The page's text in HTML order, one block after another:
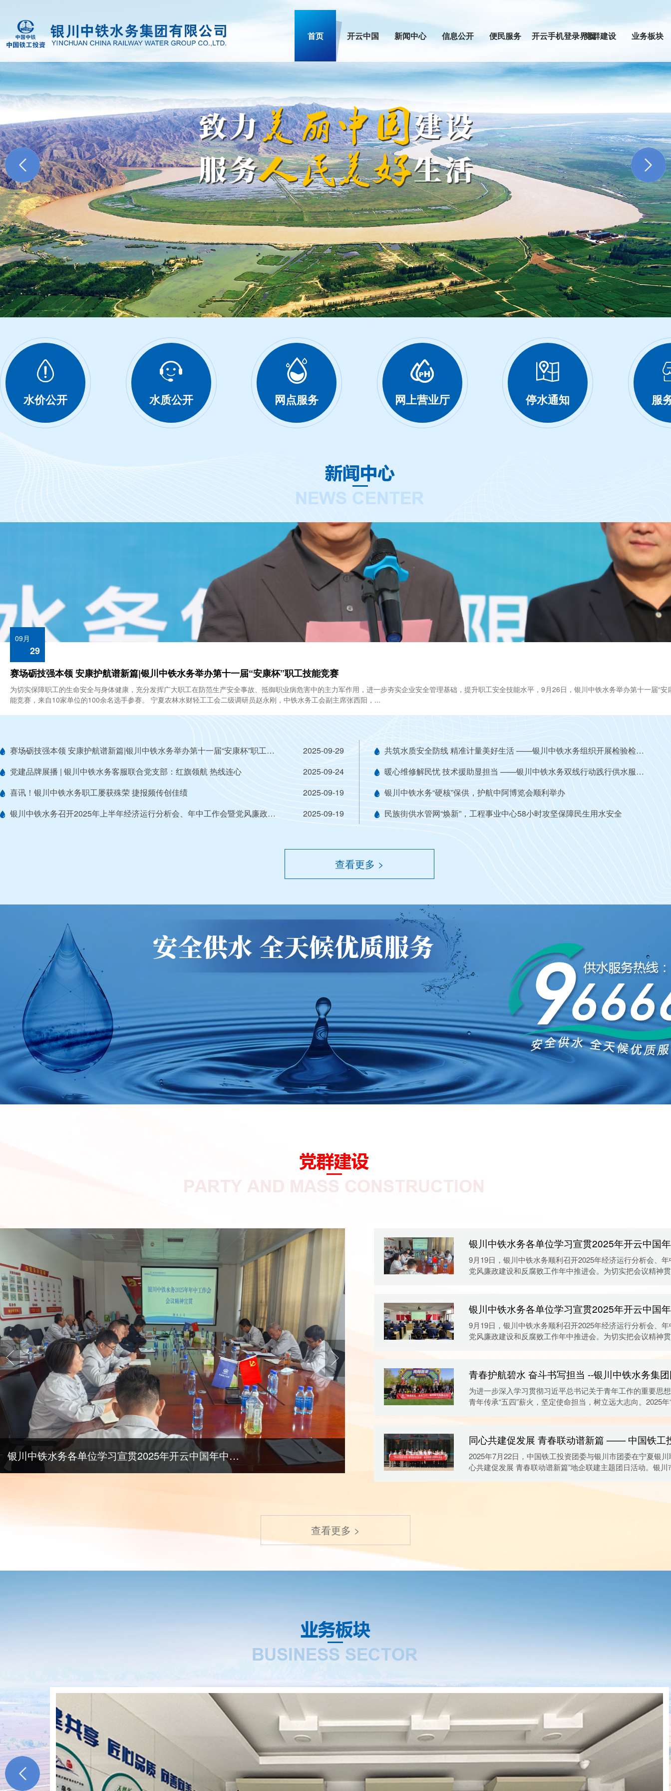
首页 开云中国 新闻中心 信息公开 便民服务 开云手机登录界面党群建设 业务板块
水价公开 水质公开 网点服务 网上营业厅 停水通知 服
09月
29
赛场砺技强本领 安康护航谱新篇|银川中铁水务举办第十一届“安康杯”职工技能竞赛
为切实保障职工的生命安全与身体健康，充分发挥广大职工在防范生产安全事故、抵御职业病危害中的主力军作用，进一步夯实企业安全管理基础，提升职工安全技能水平，9月26日，银川中铁水务举办第十一届“安
能竞赛，来自10家单位的100余名选手参赛。 宁夏农林水财轻工工会二级调研员赵永刚，中铁水务工会副主席张西阳，...
赛场砺技强本领 安康护航谱新篇|银川中铁水务举办第十一届“安康杯”职工技能竞赛
2025-09-29
党建品牌展播 | 银川中铁水务客服联合党支部：红旗领航 热线连心
2025-09-24
喜讯！银川中铁水务职工屡获殊荣 捷报频传创佳绩
2025-09-19
银川中铁水务召开2025年上半年经济运行分析会、年中工作会暨党风廉政建设和反腐败工作年中推进会
2025-09-19
共筑水质安全防线 精准计量美好生活 ——银川中铁水务组织开展检验检测机构开放日活动
暖心维修解民忧 技术援助显担当 ——银川中铁水务双线行动践行供水服务初心
银川中铁水务“硬核”保供，护航中阿博览会顺利举办
民族街供水管网“焕新”，工程事业中心58小时攻坚保障民生用水安全
查看更多 >
银川中铁水务各单位学习宣贯2025年开云中国年中系
银川中铁水务各单位学习宣贯2025年开云中国年中系
列会议精神（一）
9月19日，银川中铁水务顺利召开2025年经济运行分析会、
党风廉政建设和反腐败工作年中推进会。为切实把会议精神
任务圆满完成。制水开云中国9月22日，制水开云中国组织召
9月19日，银川中铁水务顺利召开2025年经济运行分析会、
党风廉政建设和反腐败工作年中推进会。为切实把会议精神
任务圆满完成。营销开云中国9月24日，营销开云中国召开专
为进一步深入学习贯彻习近平总书记关于青年工作的重要思
青年传承“五四”薪火，坚定使命担当，树立远大志向。2025年
们以坚定信念彰显夺冠决心，用独特队名展现青春...
2025年7月22日，中国铁工投资团委与银川市团委在宁夏银川
心共建促发展 青春联动谱新篇”地企联建主题团日活动。银川
中铁水务副总经理、银川中铁水务党委书记、董事长杨忠雄
铁水务及银川中铁水务相关同志陪同。杨忠雄对银川市团委...
查看更多 >